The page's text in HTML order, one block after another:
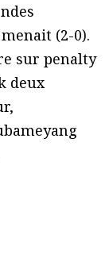
(2-0).
sur penalty
deux